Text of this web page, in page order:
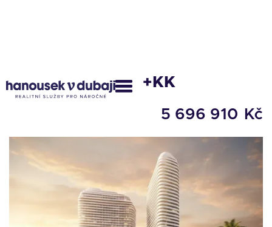
PROJEKT SAAS 1+KK
5 696 910 Kč